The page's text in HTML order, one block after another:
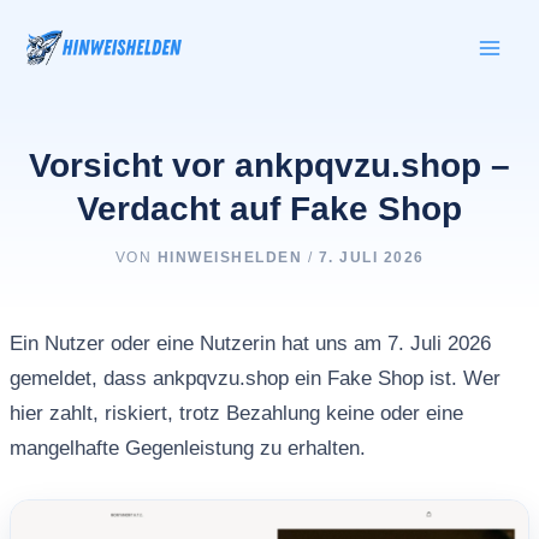
Inhalt
springen
Vorsicht vor ankpqvzu.shop –
Verdacht auf Fake Shop
VON HINWEISHELDEN / 7. JULI 2026
Ein Nutzer oder eine Nutzerin hat uns am 7. Juli 2026
gemeldet, dass ankpqvzu.shop ein Fake Shop ist. Wer
hier zahlt, riskiert, trotz Bezahlung keine oder eine
mangelhafte Gegenleistung zu erhalten.